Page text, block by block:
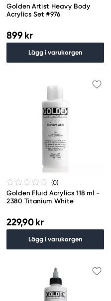
Golden Artist Heavy Body
Acrylics Set #976
899 kr
Lägg i varukorgen
(0)
Golden Fluid Acrylics 118 ml -
2380 Titanium White
229,90 kr
Lägg i varukorgen